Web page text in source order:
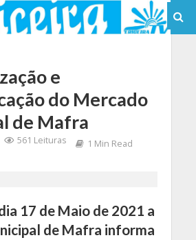
e
do Mercado
de Mafra
561 Leituras 1 Min Read
17 de Maio de 2021 a
de Mafra informa